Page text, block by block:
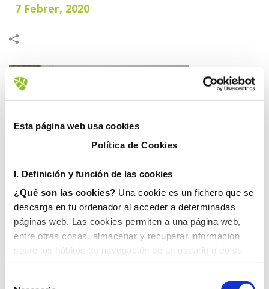
Esta página web usa cookies
Política de Cookies
I. Definición y función de las cookies
¿Qué son las cookies? Una cookie es un fichero que se
descarga en tu ordenador al acceder a determinadas
páginas web. Las cookies permiten a una página web,
entre otras cosas, almacenar y recuperar información
sobre los hábitos de navegación de un usuario o de su
equipo y, dependiendo de la información que contengan y
de la forma en que utilice su equipo, pueden utilizarse
7 Febrer, 2020
El Ayuntamiento de Nules y FOBESA llevan a las
aulas el innovador proyecto educativo y de